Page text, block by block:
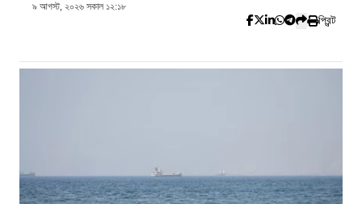
৯ আগস্ট, ২০২৬ সকাল ১২:১৮
প্রিন্ট